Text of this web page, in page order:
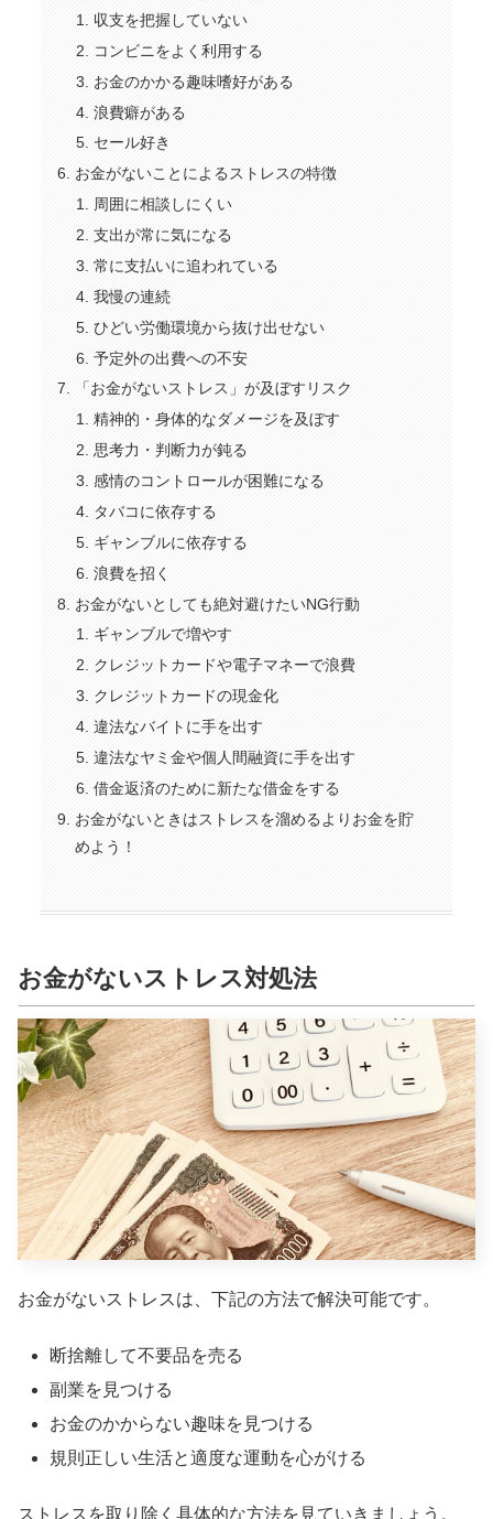
収支を把握していない
コンビニをよく利用する
お金のかかる趣味嗜好がある
浪費癖がある
セール好き
お金がないことによるストレスの特徴
周囲に相談しにくい
支出が常に気になる
常に支払いに追われている
我慢の連続
ひどい労働環境から抜け出せない
予定外の出費への不安
「お金がないストレス」が及ぼすリスク
精神的・身体的なダメージを及ぼす
思考力・判断力が鈍る
感情のコントロールが困難になる
タバコに依存する
ギャンブルに依存する
浪費を招く
お金がないとしても絶対避けたいNG行動
ギャンブルで増やす
クレジットカードや電子マネーで浪費
クレジットカードの現金化
違法なバイトに手を出す
違法なヤミ金や個人間融資に手を出す
借金返済のために新たな借金をする
お金がないときはストレスを溜めるよりお金を貯
めよう！
お金がないストレス対処法
お金がないストレスは、下記の方法で解決可能です。
断捨離して不要品を売る
副業を見つける
お金のかからない趣味を見つける
規則正しい生活と適度な運動を心がける
ストレスを取り除く具体的な方法を見ていきましょう。